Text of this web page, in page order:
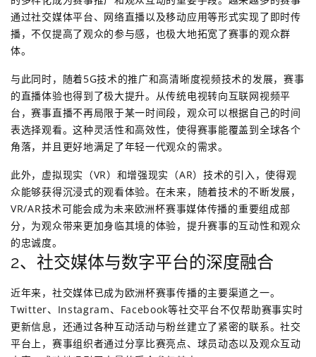
通过社交媒体平台、网络直播以及移动应用等形式实现了即时传
播，不仅提高了观众的参与感，也极大地拓宽了赛事的观众群
体。
与此同时，随着5G技术的推广和高清晰度视频技术的发展，赛事
的直播体验也得到了极大提升。从传统电视转向互联网视频平
台，赛事直播不再局限于某一时间段，观众可以根据自己的时间
表选择观看。这种灵活性和高效性，使得赛事能覆盖到全球各个
角落，并且更好地满足了年轻一代观众的需求。
此外，虚拟现实（VR）和增强现实（AR）技术的引入，使得观
众能够获得沉浸式的观看体验。在未来，随着技术的不断发展，
VR/AR技术可能会成为未来欧洲杯赛事媒体传播的重要组成部
分，为观众带来更加身临其境的体验，提升赛事的互动性和观众
的忠诚度。
2、社交媒体与数字平台的深度融合
近年来，社交媒体已成为欧洲杯赛事传播的主要渠道之一。
Twitter、Instagram、Facebook等社交平台不仅帮助赛事实时
更新信息，还通过各种互动活动与粉丝建立了紧密的联系。社交
平台上，赛事组织者通过分享比赛亮点、球员动态以及观众互动